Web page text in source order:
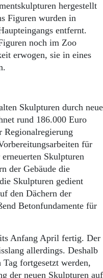
hergestellt
Figuren wurden in
entfernt.
noch im Zoo
erwogen, sie in eines
Skulpturen durch neue
rund 186.000 Euro
Regionalregierung
für
Skulpturen
der Gebäude die
Skulpturen gedient
den Dächern der
Betonfundamente für
Anfang April fertig. Der
allerdings. Deshalb
Tag fortgesetzt werden,
der neuen Skulpturen auf